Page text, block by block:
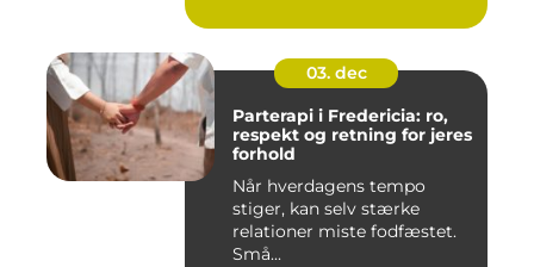
03. dec
Parterapi i Fredericia: ro,
respekt og retning for jeres
forhold
Når hverdagens tempo
stiger, kan selv stærke
relationer miste fodfæstet.
Små...